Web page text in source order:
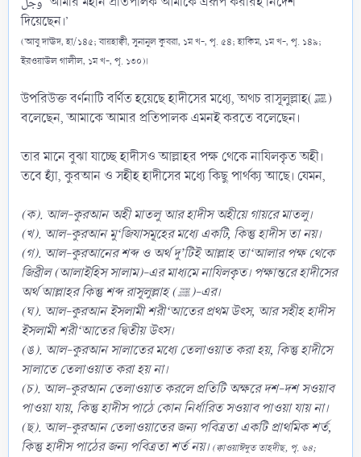
দিয়েছেন।’
(আবু দাঊদ, হা/১৪৫; বায়হাক্বী, সুনানুল কুবরা, ১ম খ-, পৃ. ৫৪; হাকিম, ১ম খ-, পৃ. ১৪৯;
ইরওয়াউল গালীল, ১ম খ-, পৃ. ১৩০)।
উপরিউক্ত বর্ণনাটি বর্ণিত হয়েছে হাদীসের মধ্যে, অথচ রাসূলুল্লাহ(ﷺ)
বলেছেন, আমাকে আমার প্রতিপালক এমনই করতে বলেছেন।
তার মানে বুঝা যাচ্ছে হাদীসও আল্লাহর পক্ষ থেকে নাযিলকৃত অহী।
তবে হ্যাঁ, কুরআন ও সহীহ হাদীসের মধ্যে কিছু পার্থক্য আছে। যেমন,
(ক). আল-কুরআন অহী মাতলু আর হাদীস অহীয়ে গায়রে মাতলু।
(খ). আল-কুরআন মু‘জিযাসমূহের মধ্যে একটি, কিন্তু হাদীস তা নয়।
(গ). আল-কুরআনের শব্দ ও অর্থ দু’টিই আল্লাহ তা‘আলার পক্ষ থেকে
জিব্রীল (আলাইহিস সালাম)-এর মাধ্যমে নাযিলকৃত। পক্ষান্তরে হাদীসের
অর্থ আল্লাহর কিন্তু শব্দ রাসূলুল্লাহ (ﷺ)-এর।
(ঘ). আল-কুরআন ইসলামী শরী‘আতের প্রথম উৎস, আর সহীহ হাদীস
ইসলামী শরী‘আতের দ্বিতীয় উৎস।
(ঙ). আল-কুরআন সালাতের মধ্যে তেলাওয়াত করা হয়, কিন্তু হাদীসে
সালাতে তেলাওয়াত করা হয় না।
(চ). আল-কুরআন তেলাওয়াত করলে প্রতিটি অক্ষরে দশ-দশ সওয়াব
পাওয়া যায়, কিন্তু হাদীস পাঠে কোন নির্ধারিত সওয়াব পাওয়া যায় না।
(ছ). আল-কুরআন তেলাওয়াতের জন্য পবিত্রতা একটি প্রাথমিক শর্ত,
কিন্তু হাদীস পাঠের জন্য পবিত্রতা শর্ত নয়।(ক্বাওয়াঈদুত তাহদীছ, পৃ. ৬৪;